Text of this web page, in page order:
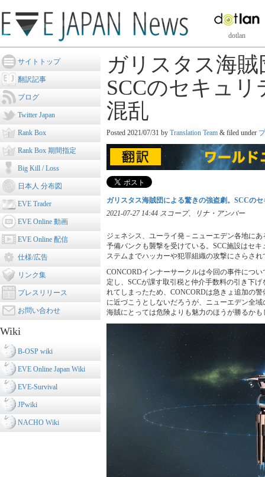
dotlan
サイトトップ
翻訳記事
ブログ
Twitter Japan
Rank Box
Rank Box 期間指定
Big Kill / Loss
日本人 分布図
EVE Trader
EVE Online 動画
EVE Online 配信
仕様/広告
リンク集
プレスリリース
お問い合わせ
Wiki
B-OSP wiki
EVE Online Japan Wiki
EVE-Survival
JPwiki
NACHO Wiki
ガリスタス海
SCCのセキュ
混乱
Posted 2021/07/31 by Translation Team & filed under
ガリスタス海賊団による驚きの強盗劇。SCCの
2021-07-27 14:44 スコープ、リナ・アンバー
ジェネシス、ユーライ発－ニューエデン各地に
予備バンクも襲撃を受けている。SCC施設はセ
ステムまでハッカーや犯罪組織の攻撃にさらさ
CONCORDインナーサークルは今回の事件につ
定し、SCCが課す取引税と仲介手数料の引き下
れてしまったため、CONCORDは急きょ追加の
に近づこうとしないだろうが、ニューエデン全
海賊にとっては危険よりも魅力のほうが勝るかも